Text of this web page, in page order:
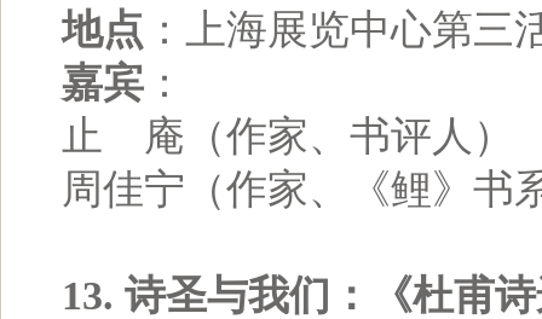
地点 ：上海展览中心第三
嘉宾 ：
止 庵（作家、书评人）
周佳宁（作家、《鲤》书
13. 诗圣与我们：《杜甫